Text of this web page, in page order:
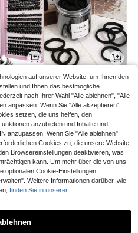
-23% CHF1 ,18
auf unserer Website, um Ihnen den
und Ihnen das bestmögliche
nach Ihrer Wahl "Alle ablehnen", "Alle
anpassen. Wenn Sie "Alle akzeptieren"
setzen, die uns helfen, den
anzubieten und Inhalte und
anzupassen. Wenn Sie "Alle ablehnen"
Cookies zu, die unsere Website
Browsereinstellungen deaktivieren, was
kann. Um mehr über die von uns
optionalen Cookie-Einstellungen
Weitere Informationen darüber, wie
finden Sie in unserer